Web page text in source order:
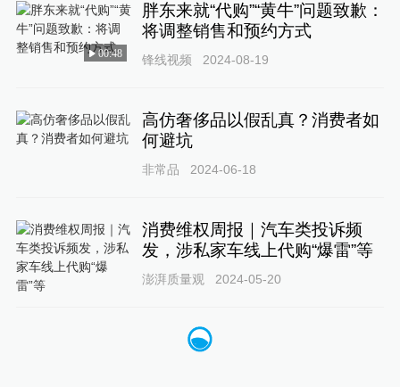
00:48
胖东来就“代购”“黄牛”问题致歉：
将调整销售和预约方式
锋线视频 2024-08-19
高仿奢侈品以假乱真？消费者如
何避坑
非常品 2024-06-18
消费维权周报｜汽车类投诉频
发，涉私家车线上代购“爆雷”等
澎湃质量观 2024-05-20